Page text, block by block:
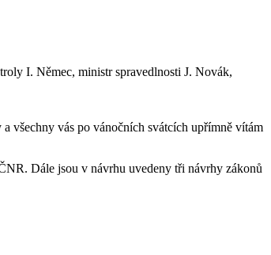
I. Němec, ministr spravedlnosti J. Novák,
všechny vás po vánočních svátcích upřímně vítám
Dále jsou v návrhu uvedeny tři návrhy zákonů